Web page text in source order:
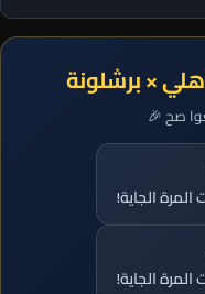
× برشلونة
صح 🎉
الجاية!
الجاية!